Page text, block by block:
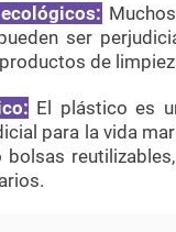
ser
de
El plástico es
para la vida